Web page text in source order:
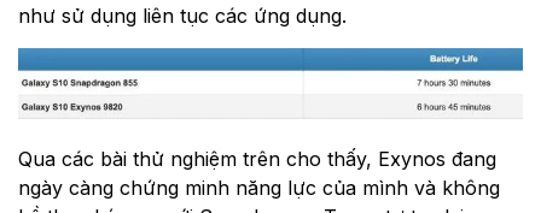
như sử dụng liên tục các ứng dụng.
Qua các bài thử nghiệm trên cho thấy, Exynos đang
ngày càng chứng minh năng lực của mình và không